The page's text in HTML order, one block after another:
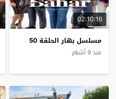
02:10:16
مسلسل بهار الحلقة 50
منذ 9 أشهر